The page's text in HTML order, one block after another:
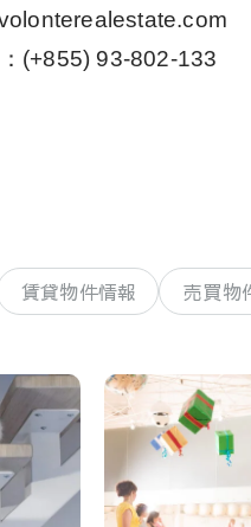
(+855) 93-802-133
賃貸物件情報 売買物